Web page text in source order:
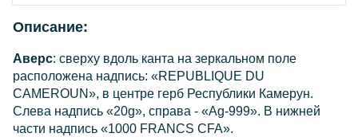
Описание:
Аверс: сверху вдоль канта на зеркальном поле
расположена надпись: «REPUBLIQUE DU
CAMEROUN», в центре герб Республики Камерун.
Слева надпись «20g», справа - «Ag-999». В нижней
части надпись «1000 FRANCS CFA».